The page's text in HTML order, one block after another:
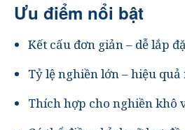
Ưu điểm nổi bật
Kết cấu đơn giản – dễ lắp
Tỷ lệ nghiền lớn – hiệu quả
Thích hợp cho nghiền khô